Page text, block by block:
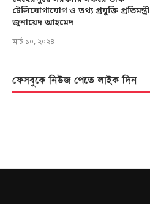
টেলিযোগাযোগ ও তথ্য প্রযুক্তি প্রতিমন্ত্রী
জুনায়েদ আহমেদ
মার্চ ১০, ২০২৪
ফেসবুকে নিউজ পেতে লাইক দিন